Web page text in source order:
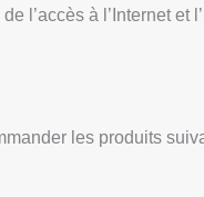
l’accès à l’Internet et
les produits